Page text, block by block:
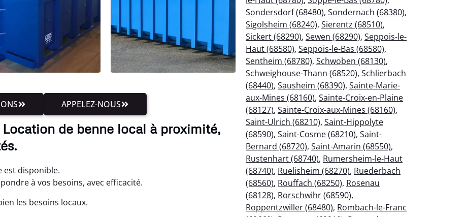
APPELEZ-NOUS
de benne local à proximité,
est disponible.
à vos besoins, avec efficacité.
les besoins locaux.
Sondersdorf (68480), Sondernach (68380),
Sigolsheim (68240), Sierentz (68510),
Sickert (68290), Sewen (68290), Seppois-le-
Haut (68580), Seppois-le-Bas (68580),
Sentheim (68780), Schwoben (68130),
Schweighouse-Thann (68520), Schlierbach
(68440), Sausheim (68390), Sainte-Marie-
aux-Mines (68160), Sainte-Croix-en-Plaine
(68127), Sainte-Croix-aux-Mines (68160),
Saint-Ulrich (68210), Saint-Hippolyte
(68590), Saint-Cosme (68210), Saint-
Bernard (68720), Saint-Amarin (68550),
Rustenhart (68740), Rumersheim-le-Haut
(68740), Ruelisheim (68270), Ruederbach
(68560), Rouffach (68250), Rosenau
(68128), Rorschwihr (68590),
Roppentzwiller (68480), Rombach-le-Franc